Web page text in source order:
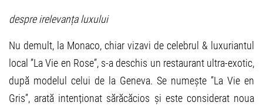
despre irelevanța luxului
Nu demult, la Monaco, chiar vizavi de celebrul & luxuriantul
local ”La Vie en Rose”, s-a deschis un restaurant ultra-exotic,
după modelul celui de la Geneva. Se numește ”La Vie en
Gris”, arată intenționat sărăcăcios și este considerat noua